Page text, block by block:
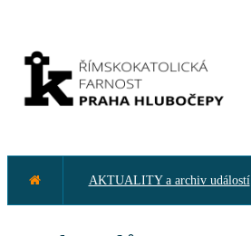
AKTUALITY a archiv událostí